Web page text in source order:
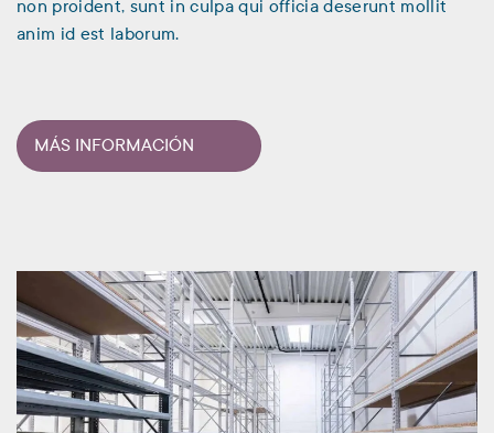
non proident, sunt in culpa qui officia deserunt mollit
anim id est laborum.
MÁS INFORMACIÓN